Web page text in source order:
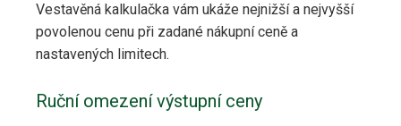
Vestavěná kalkulačka vám ukáže nejnižší a nejvyšší
povolenou cenu při zadané nákupní ceně a
nastavených limitech.
Ruční omezení výstupní ceny